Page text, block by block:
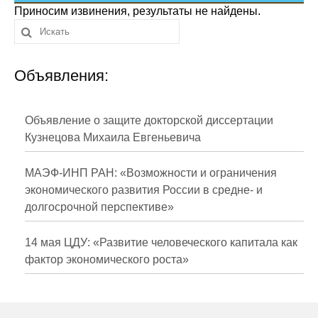
Сотрудники
Отчетность
Противодействие коррупции
Публикации
Научная жизнь
Издания
Проблемы прогнозирования
О журнале
Приносим извинения, результаты не найдены.
Объявления:
Объявление о защите докторской диссертации
Кузнецова Михаила Евгеньевича
МАЭФ-ИНП РАН: «Возможности и ограничения
экономического развития России в средне- и
долгосрочной перспективе»
14 мая ЦДУ: «Развитие человеческого капитала как
фактор экономического роста»